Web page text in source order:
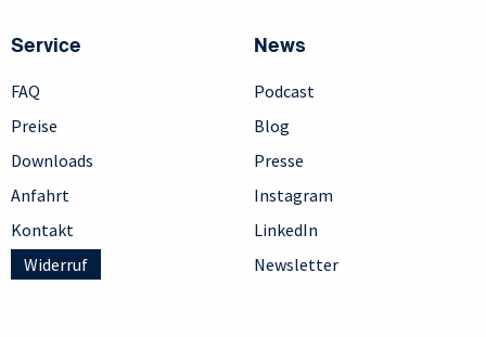
Service
FAQ
Preise
Downloads
Anfahrt
Kontakt
Widerruf
News
Podcast
Blog
Presse
Instagram
LinkedIn
Newsletter